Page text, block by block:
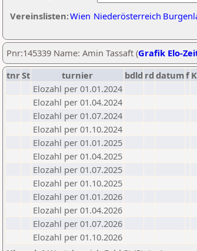
Vereinslisten:Wien Niederösterreich
Pnr:145339 Name: Amin Tassaft (Grafik Elo-
tnrSt turnier bdld rd datumf K
Elozahl per 01.01.2024
Elozahl per 01.04.2024
Elozahl per 01.07.2024
Elozahl per 01.10.2024
Elozahl per 01.01.2025
Elozahl per 01.04.2025
Elozahl per 01.07.2025
Elozahl per 01.10.2025
Elozahl per 01.01.2026
Elozahl per 01.04.2026
Elozahl per 01.07.2026
Elozahl per 01.10.2026